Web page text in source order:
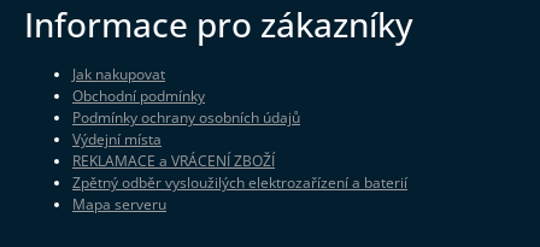
Informace pro zákazníky
Jak nakupovat
Obchodní podmínky
Podmínky ochrany osobních údajů
Výdejní místa
REKLAMACE a VRÁCENÍ ZBOŽÍ
Zpětný odběr vysloužilých elektrozařízení a baterií
Mapa serveru